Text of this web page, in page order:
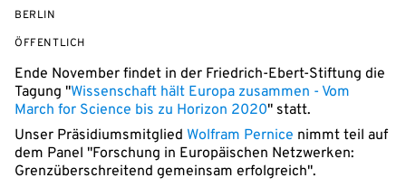
BERLIN
VERANSTALTUNGSZUGANG:
ÖFFENTLICH
Ende November findet in der Friedrich-Ebert-Stiftung die
Tagung "Wissenschaft hält Europa zusammen - Vom
March for Science bis zu Horizon 2020" statt.
Unser Präsidiumsmitglied Wolfram Pernice nimmt teil auf
dem Panel "Forschung in Europäischen Netzwerken:
Grenzüberschreitend gemeinsam erfolgreich".